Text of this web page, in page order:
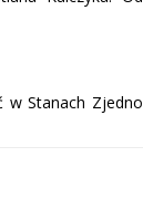
w Stanach